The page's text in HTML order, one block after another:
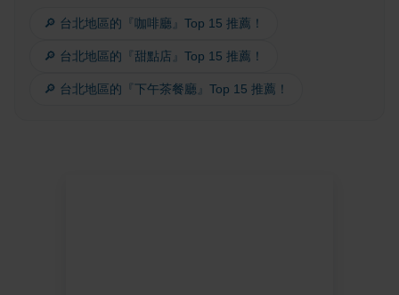
🔎 台北地區的『咖啡廳』Top 15 推薦！
🔎 台北地區的『甜點店』Top 15 推薦！
🔎 台北地區的『下午茶餐廳』Top 15 推薦！